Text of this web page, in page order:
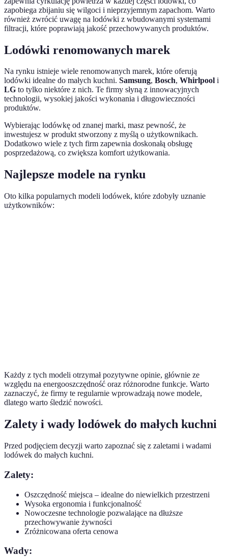
zapobiega zbijaniu się wilgoci i nieprzyjemnym zapachom. Warto
również zwrócić uwagę na lodówki z wbudowanymi systemami
filtracji, które poprawiają jakość przechowywanych produktów.
Lodówki renomowanych marek
Na rynku istnieje wiele renomowanych marek, które oferują
lodówki idealne do małych kuchni. Samsung, Bosch, Whirlpool i
LG to tylko niektóre z nich. Te firmy słyną z innowacyjnych
technologii, wysokiej jakości wykonania i długowieczności
produktów.
Wybierając lodówkę od znanej marki, masz pewność, że
inwestujesz w produkt stworzony z myślą o użytkownikach.
Dodatkowo wiele z tych firm zapewnia doskonałą obsługę
posprzedażową, co zwiększa komfort użytkowania.
Najlepsze modele na rynku
Oto kilka popularnych modeli lodówek, które zdobyły uznanie
użytkowników:
Każdy z tych modeli otrzymał pozytywne opinie, głównie ze
względu na energooszczędność oraz różnorodne funkcje. Warto
zaznaczyć, że firmy te regularnie wprowadzają nowe modele,
dlatego warto śledzić nowości.
Zalety i wady lodówek do małych kuchni
Przed podjęciem decyzji warto zapoznać się z zaletami i wadami
lodówek do małych kuchni.
Zalety:
Oszczędność miejsca – idealne do niewielkich przestrzeni
Wysoka ergonomia i funkcjonalność
Nowoczesne technologie pozwalające na dłuższe
przechowywanie żywności
Zróżnicowana oferta cenowa
Wady: